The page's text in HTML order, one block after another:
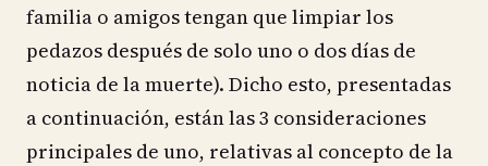
familia o amigos tengan que limpiar los
pedazos después de solo uno o dos días de
noticia de la muerte). Dicho esto, presentadas
a continuación, están las 3 consideraciones
principales de uno, relativas al concepto de la